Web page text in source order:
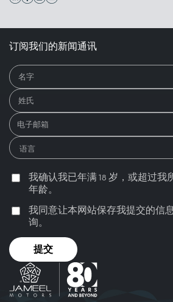
订阅我们的新闻通讯
我确认我已年满 18 岁，或超过我
年龄。
我同意让本网站保存我提交的信
询。
提交